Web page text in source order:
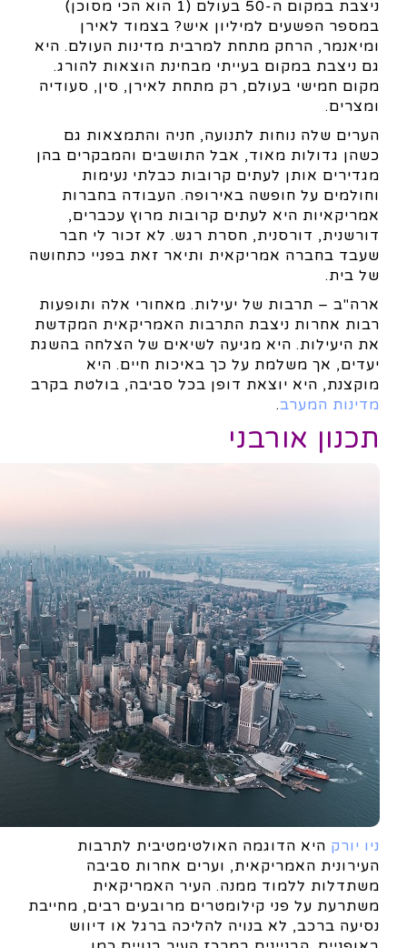
ניצבת במקום ה-50 בעולם (1 הוא הכי מסוכן)
במספר הפשעים למיליון איש? בצמוד לאירן
ומיאנמר, הרחק מתחת למרבית מדינות העולם. היא
גם ניצבת במקום בעייתי מבחינת הוצאות להורג.
מקום חמישי בעולם, רק מתחת לאירן, סין, סעודיה
ומצרים.
הערים שלה נוחות לתנועה, חניה והתמצאות גם
כשהן גדולות מאוד, אבל התושבים והמבקרים בהן
מגדירים אותן לעתים קרובות כבלתי נעימות
וחולמים על חופשה באירופה. העבודה בחברות
אמריקאיות היא לעתים קרובות מרוץ עכברים,
דורשנית, דורסנית, חסרת רגש. לא זכור לי חבר
שעבד בחברה אמריקאית ותיאר זאת בפניי כתחושה
של בית.
ארה"ב – תרבות של יעילות. מאחורי אלה ותופעות
רבות אחרות ניצבת התרבות האמריקאית המקדשת
את היעילות. היא מגיעה לשיאים של הצלחה בהשגת
יעדים, אך משלמת על כך באיכות חיים. היא
מוקצנת, היא יוצאת דופן בכל סביבה, בולטת בקרב
מדינות המערב.
תכנון אורבני
ניו יורק היא הדוגמה האולטימטיבית לתרבות
העירונית האמריקאית, וערים אחרות סביבה
משתדלות ללמוד ממנה. העיר האמריקאית
משתרעת על פני קילומטרים מרובעים רבים, מחייבת
נסיעה ברכב, לא בנויה להליכה ברגל או דיווש